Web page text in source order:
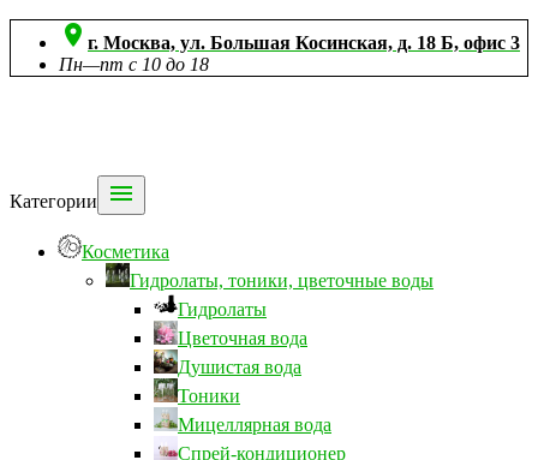
 г. Москва, ул. Большая Косинская, д. 18 Б, офис 3
Пн—пт с 10 до 18
Категории 
Косметика
Гидролаты, тоники, цветочные воды
Гидролаты
Цветочная вода
Душистая вода
Тоники
Мицеллярная вода
Спрей-кондиционер